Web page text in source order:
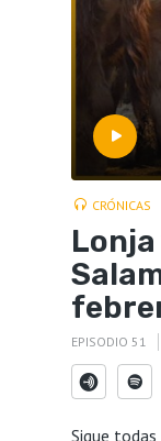
CRÓNICAS
Lonja
EPISODIO 51
Sigue